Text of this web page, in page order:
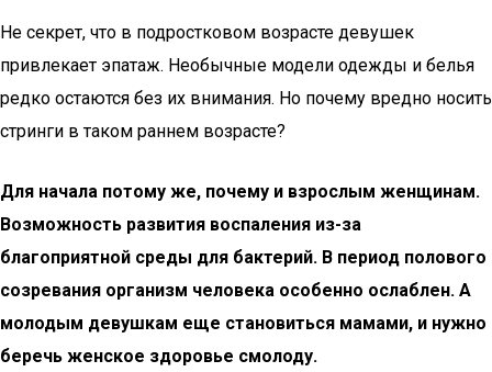
Не секрет, что в подростковом возрасте девушек
привлекает эпатаж. Необычные модели одежды и белья
редко остаются без их внимания. Но почему вредно носить
стринги в таком раннем возрасте?
Для начала потому же, почему и взрослым женщинам.
Возможность развития воспаления из-за
благоприятной среды для бактерий. В период полового
созревания организм человека особенно ослаблен. А
молодым девушкам еще становиться мамами, и нужно
беречь женское здоровье смолоду.